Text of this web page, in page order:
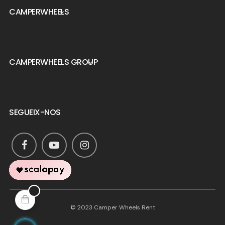
CAMPERWHEELS

CAMPERWHEELS GROUP

SEGUEIX-NOS
© 2023 Camper Wheels Rent